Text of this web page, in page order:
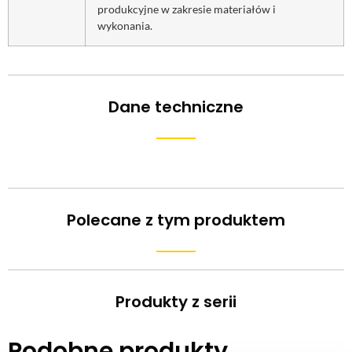
produkcyjne w zakresie materiałów i
wykonania.
Dane techniczne
Polecane z tym produktem
Produkty z serii